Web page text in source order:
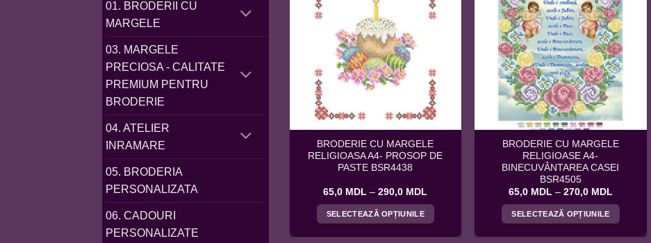
01. BRODERII CU
MARGELE
03. MARGELE
PRECIOSA - CALITATE
PREMIUM PENTRU
BRODERIE
04. ATELIER
INRAMARE
05. BRODERIA
PERSONALIZATA
06. CADOURI
PERSONALIZATE
BRODERIE CU MARGELE
RELIGIOASA A4- PROSOP DE
PASTE BSR4438
65,0 MDL – 290,0 MDL
prețuri:
65,0 MDL
la
SELECTEAZĂ OPȚIUNILE
BRODERIE CU MARGELE
RELIGIOASE A4-
BINECUVÂNTAREA CASEI
BSR4505
65,0 MDL – 270,0 MDLInterval
prețuri:
65,0 MDL
la
SELECTEAZĂ OPȚIUNILE